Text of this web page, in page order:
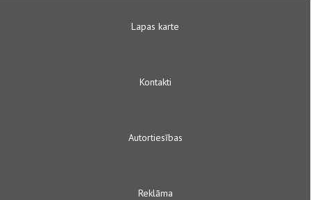
Lapas karte
Kontakti
Autortiesības
Reklāma